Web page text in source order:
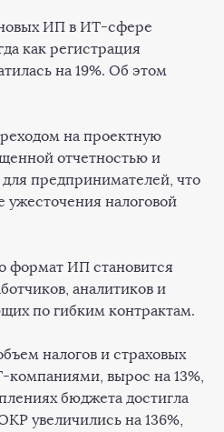
новых ИП в ИТ-сфере
как регистрация
на 19%. Об этом
на проектную
отчетностью и
предпринимателей, что
налоговой
формат ИП становится
аналитиков и
по гибким контрактам.
налогов и страховых
компаниями, вырос на 13%,
бюджета достигла
увеличились на 136%,